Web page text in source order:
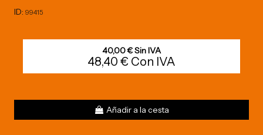
ID: 99415
40,00 € Sin IVA
48,40 € Con IVA
Añadir a la cesta